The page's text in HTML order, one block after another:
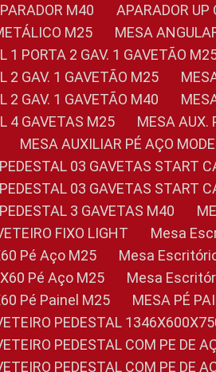
APARADOR M40 APARADOR
M25
MESA
1 PORTA 2 GAV. 1 GAVETÃO
2 GAV. 1 GAVETÃO M25
2 GAV. 1 GAVETÃO M40
4 GAVETAS M25
MESA
MESA AUXILIAR PÉ AÇO
PEDESTAL 03 GAVETAS START
PEDESTAL 03 GAVETAS START
PEDESTAL 3 GAVETAS M40
FIXO LIGHT
Mesa
Pé Aço M25
Mesa
Pé Aço M25
Mesa
Pé Painel M25
MESA PÉ
PEDESTAL
PEDESTAL COM PE
PEDESTAL COM PE